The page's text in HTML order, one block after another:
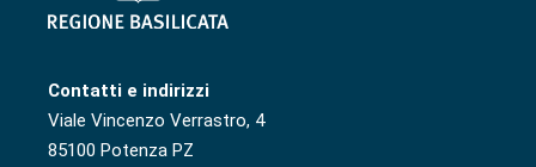
Contatti e indirizzi
Viale Vincenzo Verrastro, 4
85100 Potenza PZ